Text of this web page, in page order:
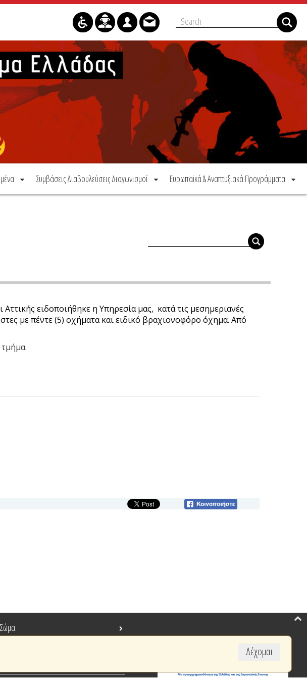
Συμβάσεις Διαβουλεύσεις Διαγωνισμοί Ευρωπαϊκά & Αναπτυξιακά Προγράμματα
ειδοποιήθηκε η Υπηρεσία μας, κατά τις μεσημεριανές
με πέντε (5) οχήματα και ειδικό βραχιονοφόρο όχημα. Από
Δέχομαι